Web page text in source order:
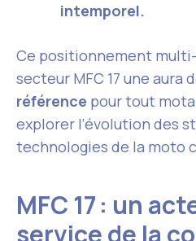
intemporel.
Ce positionnement
secteur MFC 17 une aura
référence pour tout
explorer l’évolution des
technologies de la moto
MFC 17 : un
service de la